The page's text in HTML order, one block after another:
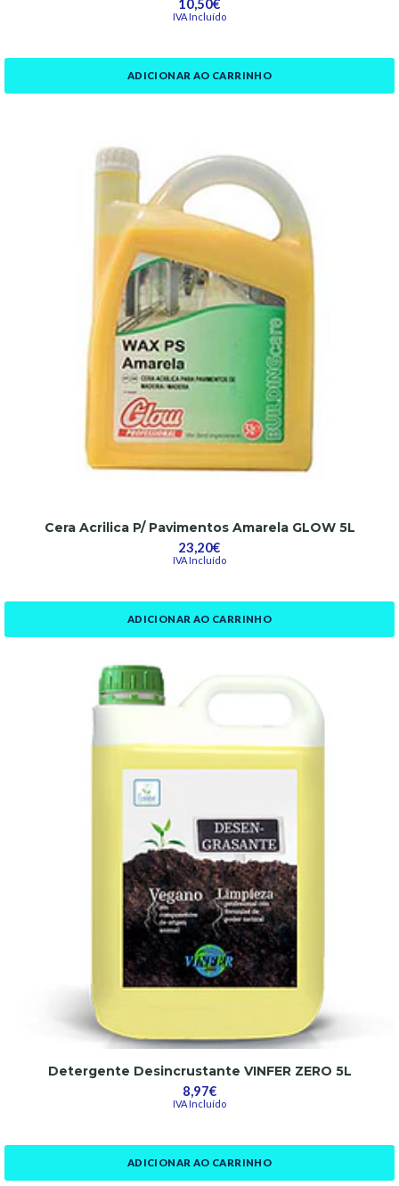
10,50€
IVA Incluído
ADICIONAR AO CARRINHO
Cera Acrilica P/ Pavimentos Amarela GLOW 5L
23,20€
IVA Incluído
ADICIONAR AO CARRINHO
Detergente Desincrustante VINFER ZERO 5L
8,97€
IVA Incluído
ADICIONAR AO CARRINHO